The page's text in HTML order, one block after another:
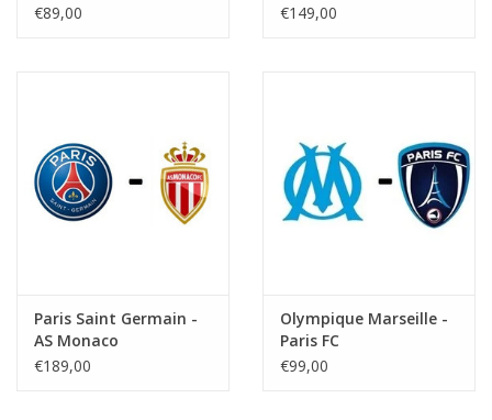
€89,00
€149,00
Paris Saint Germain -
AS Monaco
€189,00
Olympique Marseille -
Paris FC
€99,00